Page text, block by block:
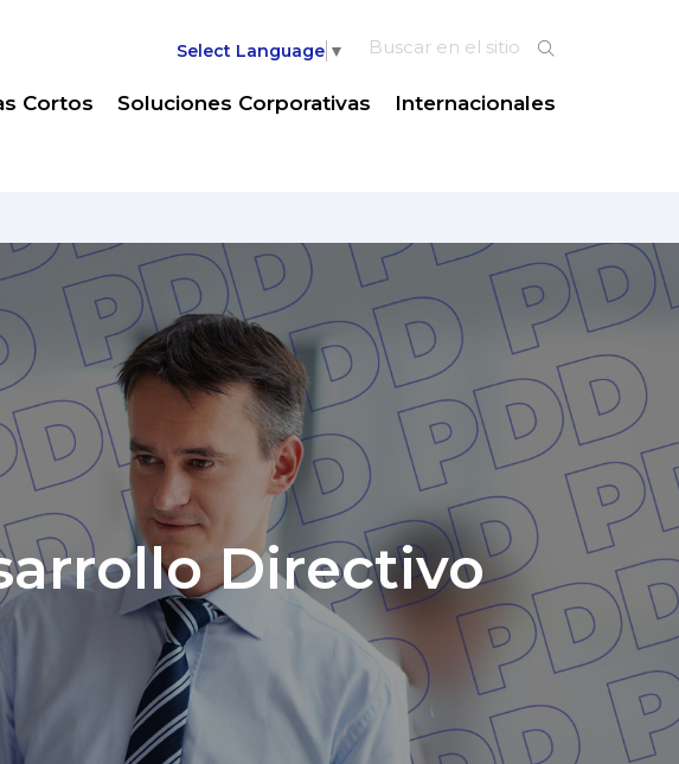
Select Language ▼
Cortos Soluciones Corporativas Internacionales
Directivo